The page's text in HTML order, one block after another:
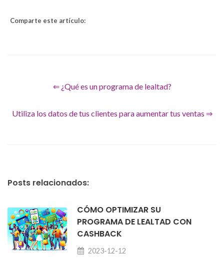
Comparte este artículo:
⇐ ¿Qué es un programa de lealtad?
Utiliza los datos de tus clientes para aumentar tus ventas ⇒
Posts relacionados:
CÓMO OPTIMIZAR SU
PROGRAMA DE LEALTAD CON
CASHBACK
2023-12-12